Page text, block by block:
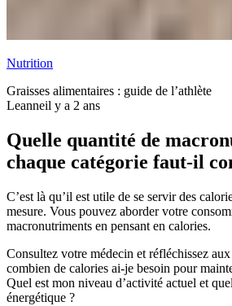
Nutrition
Graisses alimentaires : guide de l’athlète
Leanneil y a 2 ans
Quelle quantité de
chaque catégorie faut-il
C’est là qu’il est utile de se servir des
mesure. Vous pouvez aborder votre
macronutriments en pensant en calories.
Consultez votre médecin et réfléchissez
combien de calories ai-je besoin pour
Quel est mon niveau d’activité actuel et
énergétique ?